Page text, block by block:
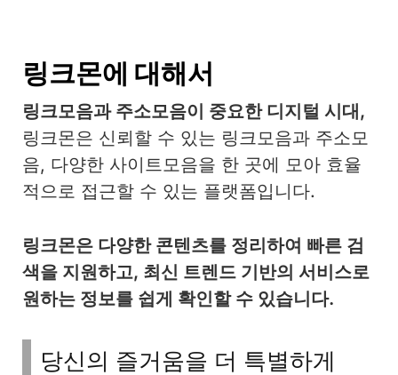
링크몬에 대해서
링크모음과 주소모음이 중요한 디지털 시대,
링크몬은 신뢰할 수 있는 링크모음과 주소모
음, 다양한 사이트모음을 한 곳에 모아 효율
적으로 접근할 수 있는 플랫폼입니다.
링크몬은 다양한 콘텐츠를 정리하여 빠른 검
색을 지원하고, 최신 트렌드 기반의 서비스로
원하는 정보를 쉽게 확인할 수 있습니다.
당신의 즐거움을 더 특별하게